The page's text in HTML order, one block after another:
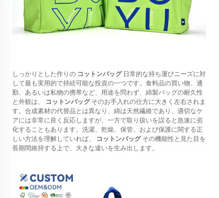
しっかりとした作りの コットンバッグ 日常的な持ち運びニーズに対
して最も実用的で持続可能な投資の一つです。食料品の買い物、通
勤、あるいは私物の携帯など、用途を問わず、綿製バッグの耐久性
と外観は、
コットンバッグ そのお手入れの仕方に大きく左右されま
す。合成素材の代替品とは異なり、綿は天然繊維であり、適切なケ
アには非常に良く反応しますが、一方で取り扱いを誤ると急速に劣
化することもあります。洗濯、乾燥、保管、および保護に関する正
しい方法を理解していれば、
コットンバッグ その機能性と見た目を
長期間維持する上で、大きな違いを生み出します。